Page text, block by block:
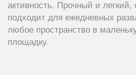
активность. Прочный и легкий,
подходит для ежедневных
любое пространство в
площадку.